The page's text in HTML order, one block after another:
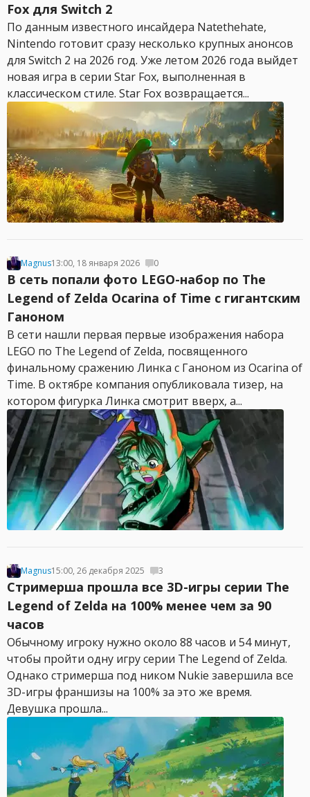
Fox для Switch 2
По данным известного инсайдера Natethehate,
Nintendo готовит сразу несколько крупных анонсов
для Switch 2 на 2026 год. Уже летом 2026 года выйдет
новая игра в серии Star Fox, выполненная в
классическом стиле. Star Fox возвращается...
Magnus13:00, 18 января 2026 0
В сеть попали фото LEGO-набор по The
Legend of Zelda Ocarina of Time с гигантским
Ганоном
В сети нашли первая первые изображения набора
LEGO по The Legend of Zelda, посвященного
финальному сражению Линка с Ганоном из Ocarina of
Time. В октябре компания опубликовала тизер, на
котором фигурка Линка смотрит вверх, а...
Magnus15:00, 26 декабря 2025 3
Стримерша прошла все 3D-игры серии The
Legend of Zelda на 100% менее чем за 90
часов
Обычному игроку нужно около 88 часов и 54 минут,
чтобы пройти одну игру серии The Legend of Zelda.
Однако стримерша под ником Nukie завершила все
3D-игры франшизы на 100% за это же время.
Девушка прошла...